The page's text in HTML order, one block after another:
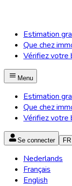
Estimation
Que chez
Vérifiez votre
Menu
Estimation
Que chez
Vérifiez votre
Se connecter FR
Nederlands
Français
English